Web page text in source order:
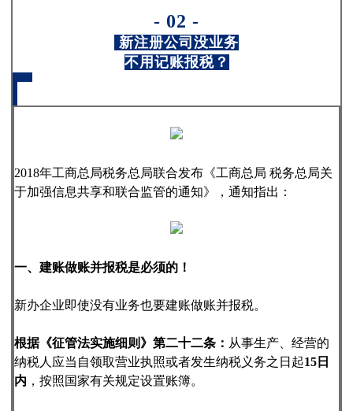
- 02 -
新注册公司没业务
不用记账报税？
2018年工商总局税务总局联合发布《工商总局 税务总局关
于加强信息共享和联合监管的通知》，通知指出：
一、建账做账并报税是必须的！
新办企业即使没有业务也要建账做账并报税。
根据《征管法实施细则》第二十二条： 从事生产、经营的
纳税人应当自领取营业执照或者发生纳税义务之日起15日
内 ，按照国家有关规定设置账簿。